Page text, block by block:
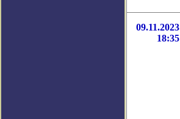
09.11.2023
18:35